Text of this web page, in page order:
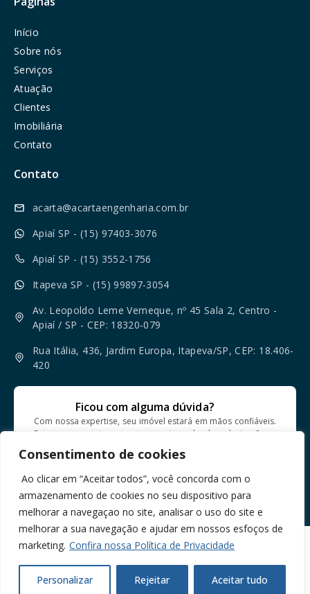
Consentimento de cookies
Ao clicar em “Aceitar todos”, você concorda com o
armazenamento de cookies no seu dispositivo para
melhorar a navegaçao no site, analisar o uso do site e
melhorar a sua navegação e ajudar em nossos esfoços de
marketing. Confira nossa Política de Privacidade
Personalizar Rejeitar Aceitar tudo
Início
Sobre nós
Serviços
Atuação
Clientes
Imobiliária
Contato
Contato
acarta@acartaengenharia.com.br
Apiaí SP - (15) 97403-3076
Apiaí SP - (15) 3552-1756
Itapeva SP - (15) 99897-3054
Av. Leopoldo Leme Verneque, nº 45 Sala 2, Centro -
Apiaí / SP - CEP: 18320-079
Rua Itália, 436, Jardim Europa, Itapeva/SP, CEP: 18.406-
420
Ficou com alguma dúvida?
Com nossa expertise, seu imóvel estará em mãos confiáveis.
Entre em contato e comece a jornada de valorização e
FALE CONOSCO
©2026 ACARTA ENGENHARIA E CONSULTORIA LTDA – Todos
Desenvolvido por